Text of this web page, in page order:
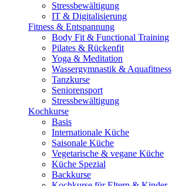
Stressbewältigung
IT & Digitalisierung
Fitness & Entspannung
Body Fit & Functional Training
Pilates & Rückenfit
Yoga & Meditation
Wassergymnastik & Aquafitness
Tanzkurse
Seniorensport
Stressbewältigung
Kochkurse
Basis
Internationale Küche
Saisonale Küche
Vegetarische & vegane Küche
Küche Spezial
Backkurse